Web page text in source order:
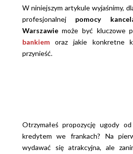
W niniejszym artykule wyjaśnimy,
profesjonalnej pomocy
Warszawiemoże być kluczowe
bankiemoraz jakie konkretne
przynieść.
Otrzymałeś propozycję ugody
kredytem we frankach? Na
wydawać się atrakcyjna, ale